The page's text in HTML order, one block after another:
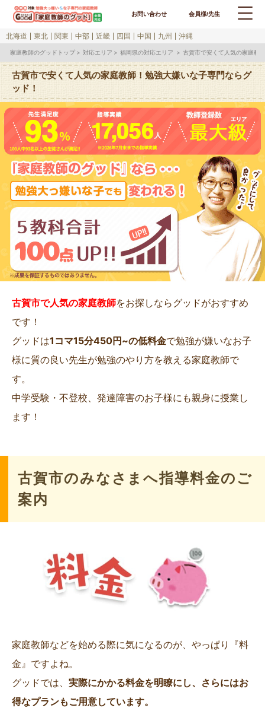
お問い合わせ 会員様/先生
北海道 東北 関東 中部 近畿 四国 中国 九州 沖縄
家庭教師のグッドトップ 対応エリア 福岡県の対応エリア 古賀市で安くて人気の家庭教
古賀市で安くて人気の家庭教師！勉強大嫌いな子専門ならグ
ッド！
古賀市で人気の家庭教師をお探しならグッドがおすすめ
です！
グッドは1コマ15分450円~の低料金で勉強が嫌いなお子
様に質の良い先生が勉強のやり方を教える家庭教師で
す。
中学受験・不登校、発達障害のお子様にも親身に授業し
ます！
古賀市のみなさまへ指導料金のご
案内
家庭教師などを始める際に気になるのが、やっぱり『料
金』ですよね。
グッドでは、 実際にかかる料金を明瞭にし、さらにはお
得なプランもご用意しています。